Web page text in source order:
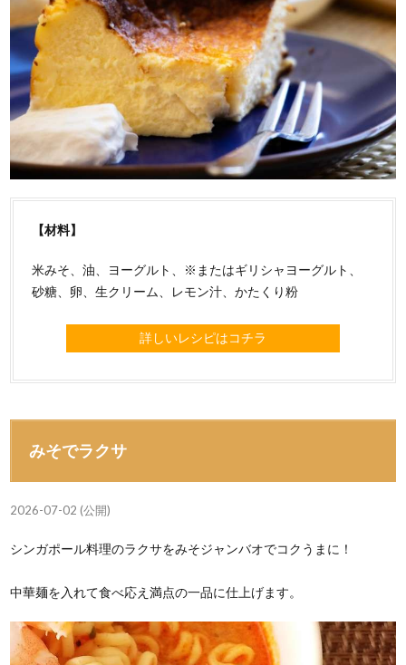
【材料】
米みそ、油、ヨーグルト、※またはギリシャヨーグルト、
砂糖、卵、生クリーム、レモン汁、かたくり粉
詳しいレシピはコチラ
みそでラクサ
2026-07-02 (公開)
シンガポール料理のラクサをみそジャンバオでコクうまに！
中華麺を入れて食べ応え満点の一品に仕上げます。